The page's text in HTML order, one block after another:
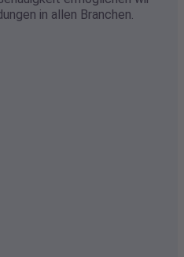
in allen Branchen.